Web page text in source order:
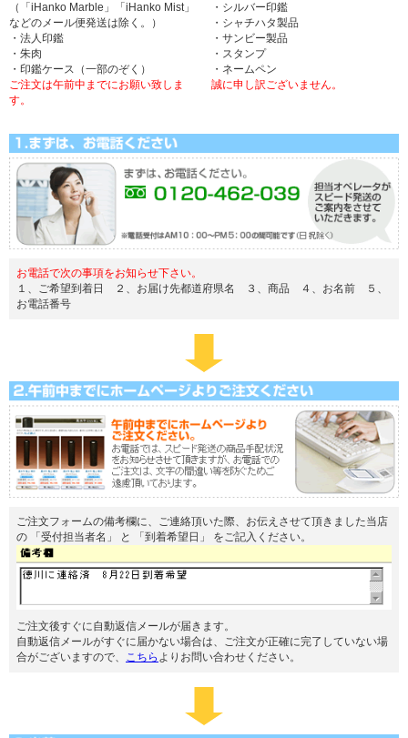
（「iHanko Marble」「iHanko Mist」
などのメール便発送は除く。）
・法人印鑑
・朱肉
・印鑑ケース（一部のぞく）
ご注文は午前中までにお願い致しま
す。
・シルバー印鑑
・シャチハタ製品
・サンビー製品
・スタンプ
・ネームペン
誠に申し訳ございません。
お電話で次の事項をお知らせ下さい。
１、ご希望到着日 ２、お届け先都道府県名 ３、商品 ４、お名前 ５、
お電話番号
ご注文フォームの備考欄に、ご連絡頂いた際、お伝えさせて頂きました当店
の 「受付担当者名」 と 「到着希望日」 をご記入ください。
ご注文後すぐに自動返信メールが届きます。
自動返信メールがすぐに届かない場合は、ご注文が正確に完了していない場
合がございますので、 こちら よりお問い合わせください。